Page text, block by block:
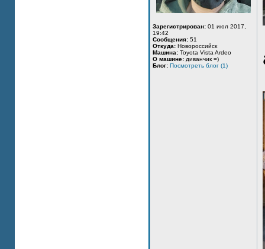
Зарегистрирован: 01 июл 2017,
19:42
Сообщения: 51
Откуда: Новороссийск
Машина: Toyota Vista Ardeo
О машине: диванчик =)
Блог: Посмотреть блог (1)